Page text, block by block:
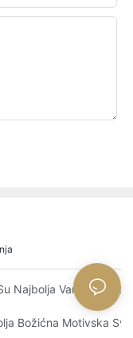
Projekte Prilagodljive
Najbolja Vanjska
Iskustvo Kućnog
Božićna Motivska